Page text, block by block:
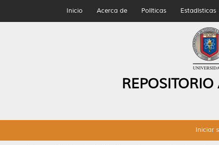
Inicio Acerca de Políticas Estadísticas
Iniciar